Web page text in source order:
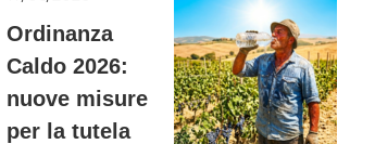
Ordinanza
Caldo 2026:
nuove misure
per la tutela